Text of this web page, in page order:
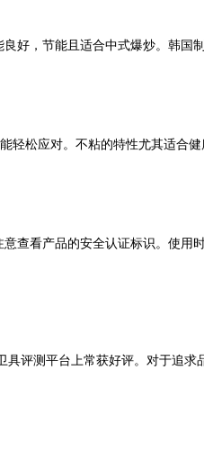
好，节能且适合中式爆炒。韩国
松应对。不粘的特性尤其适合
查看产品的安全认证标识。使用
评测平台上常获好评。对于追